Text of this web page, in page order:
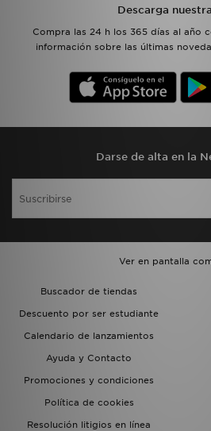
Descarga
Compra las 24 h los 365 días al año
información sobre las últimas
Darse de alta en la
Ver en pantalla
Buscador de tiendas
Descuento por ser estudiante
Calendario de lanzamientos
Ayuda y Contacto
Promociones y condiciones
Política de cookies
Resolución litigios en línea